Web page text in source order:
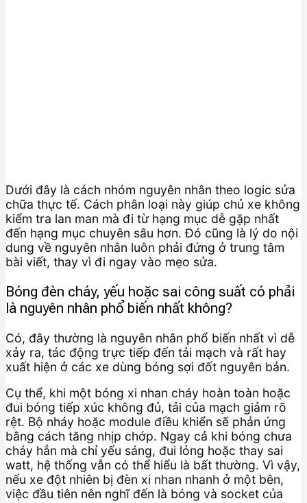
Dưới đây là cách nhóm nguyên nhân theo logic sửa
chữa thực tế. Cách phân loại này giúp chủ xe không
kiểm tra lan man mà đi từ hạng mục dễ gặp nhất
đến hạng mục chuyên sâu hơn. Đó cũng là lý do nội
dung về nguyên nhân luôn phải đứng ở trung tâm
bài viết, thay vì đi ngay vào mẹo sửa.
Bóng đèn cháy, yếu hoặc sai công suất có phải
là nguyên nhân phổ biến nhất không?
Có, đây thường là nguyên nhân phổ biến nhất vì dễ
xảy ra, tác động trực tiếp đến tải mạch và rất hay
xuất hiện ở các xe dùng bóng sợi đốt nguyên bản.
Cụ thể, khi một bóng xi nhan cháy hoàn toàn hoặc
đui bóng tiếp xúc không đủ, tải của mạch giảm rõ
rệt. Bộ nháy hoặc module điều khiển sẽ phản ứng
bằng cách tăng nhịp chớp. Ngay cả khi bóng chưa
cháy hẳn mà chỉ yếu sáng, đui lỏng hoặc thay sai
watt, hệ thống vẫn có thể hiểu là bất thường. Vì vậy,
nếu xe đột nhiên bị đèn xi nhan nhanh ở một bên,
việc đầu tiên nên nghĩ đến là bóng và socket của